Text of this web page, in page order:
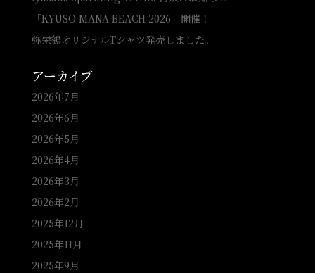
「KYUSO MANA BEACH 2026」開催！
弥栄鶴オリジナルTシャツ発売しました。
アーカイブ
2026年7月
2026年6月
2026年5月
2026年4月
2026年3月
2026年2月
2025年12月
2025年11月
2025年9月